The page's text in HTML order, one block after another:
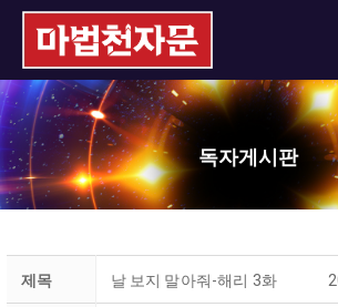
독자게시판
제목 날 보지 말아줘-해리 3화